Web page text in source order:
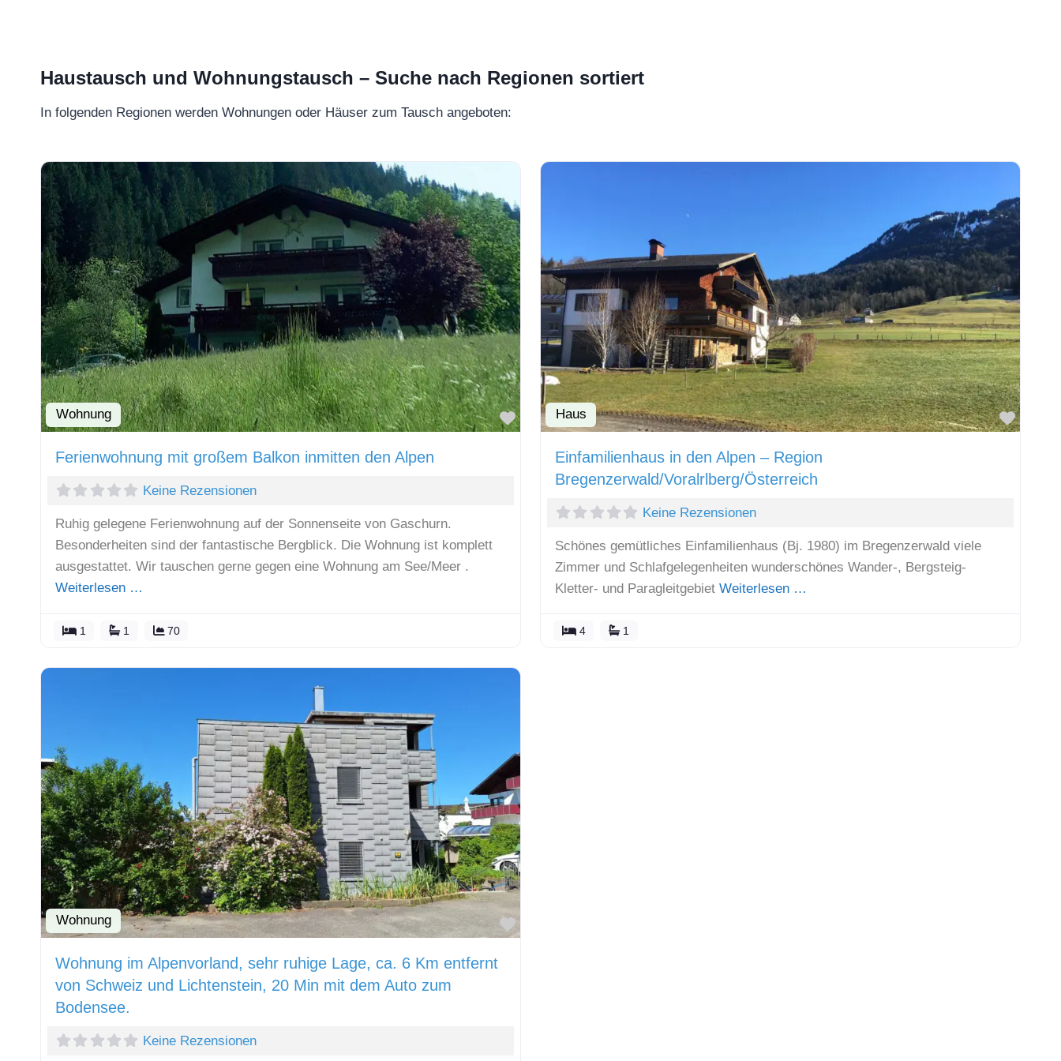
Haustausch und Wohnungstausch – Suche nach Regionen sortiert
In folgenden Regionen werden Wohnungen oder Häuser zum Tausch angeboten:
Wohnung Favorit
Ferienwohnung mit großem Balkon inmitten den Alpen
Keine Rezensionen
Ruhig gelegene Ferienwohnung auf der Sonnenseite von Gaschurn.
Besonderheiten sind der fantastische Bergblick. Die Wohnung ist komplett
ausgestattet. Wir tauschen gerne gegen eine Wohnung am See/Meer .
Weiterlesen …
1 1 70
Haus
Einfamilienhaus in den Alpen – Region
Bregenzerwald/Voralrlberg/Österreich
Keine Rezensionen
Schönes gemütliches Einfamilienhaus (Bj. 1980) im Bregenzerwald viele
Zimmer und Schlafgelegenheiten wunderschönes Wander-, Bergsteig-
Kletter- und Paragleitgebiet Weiterlesen …
4 1
Wohnung Favorit
Wohnung im Alpenvorland, sehr ruhige Lage, ca. 6 Km entfernt
von Schweiz und Lichtenstein, 20 Min mit dem Auto zum
Bodensee.
Keine Rezensionen